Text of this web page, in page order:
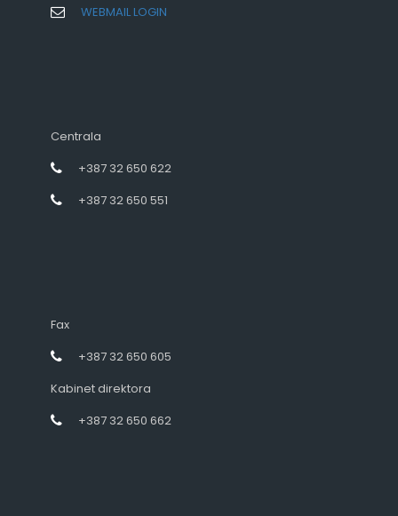
WEBMAIL LOGIN
Centrala
+387 32 650 622
+387 32 650 551
Fax
+387 32 650 605
Kabinet direktora
+387 32 650 662